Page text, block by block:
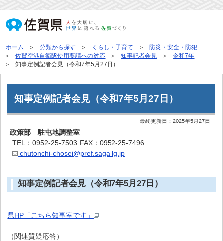
ホーム 分類から探す くらし・子育て
防災・安全・防犯
佐賀空港自衛隊使用要請への対応
知事記者会見
令和7年
知事定例記者会見（令和7年5月27日）
知事定例記者会見（令和7年5月27日）
最終更新日：2025年5月27日
政策部 駐屯地調整室
TEL：0952-25-7503 FAX：0952-25-7496
chutonchi-chosei@pref.saga.lg.jp
知事定例記者会見（令和7年5月27日）
県HP「こちら知事室です」
（関連質疑応答）